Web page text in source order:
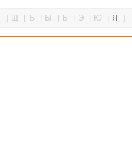
Щ Ъ Ы Ь Э Ю Я